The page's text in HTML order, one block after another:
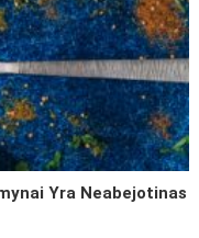
Yra Neabejotinas